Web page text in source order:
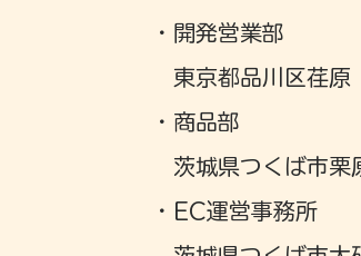
・開発営業部
東京都品川区荏原
・商品部
茨城県つくば市栗
​・EC運営事務所